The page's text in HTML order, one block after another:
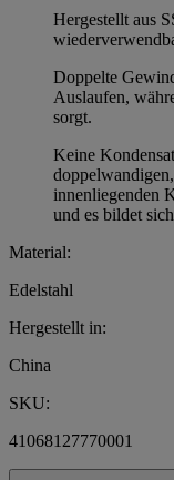
Hergestellt aus
Doppelte
Auslaufen,
sorgt.
Keine
innenliegenden
und es bildet
Material:
Edelstahl
Hergestellt in:
China
SKU:
41068127770001